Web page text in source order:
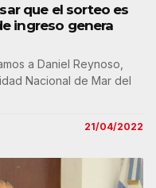
que el sorteo es
ingreso genera
a Daniel Reynoso,
Nacional de Mar del
21/04/2022